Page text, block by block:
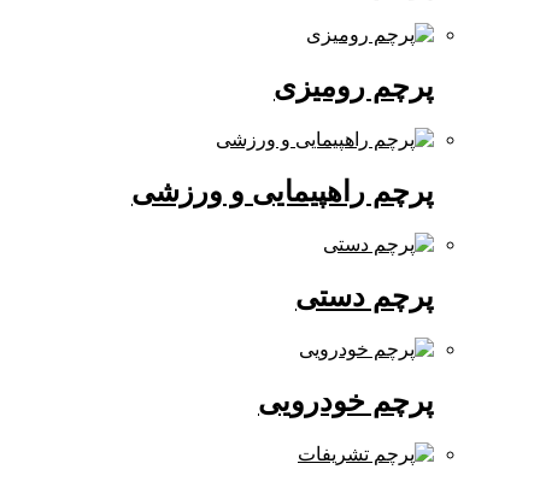
پرچم رومیزی
پرچم راهپیمایی و ورزشی
پرچم دستی
پرچم خودرویی